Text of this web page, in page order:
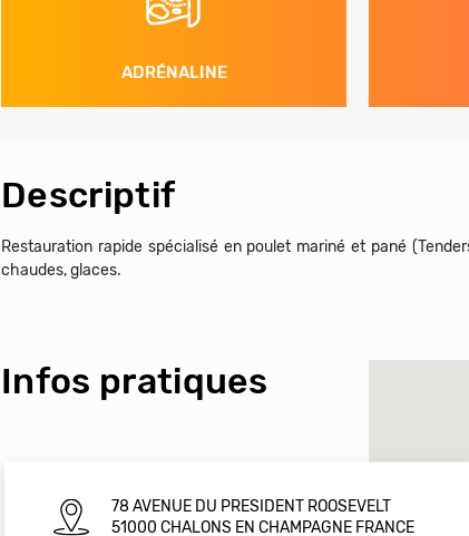
ADRÉNALINE
Descriptif
Restauration rapide spécialisé en poulet mariné et pané
chaudes, glaces.
Infos pratiques
78 AVENUE DU PRESIDENT ROOSEVELT
51000 CHALONS EN CHAMPAGNE FRANCE